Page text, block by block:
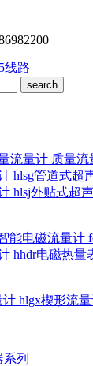
线路
流量计 质量流
hlsg管道式超
hlsj外贴式超
能电磁流量计
hhdr电磁热量
计 hlgx楔形流
列